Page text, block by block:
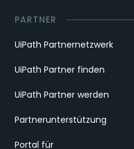
PARTNER
UiPath Partnernetzwerk
UiPath Partner finden
UiPath Partner werden
Partnerunterstützung
Portal für